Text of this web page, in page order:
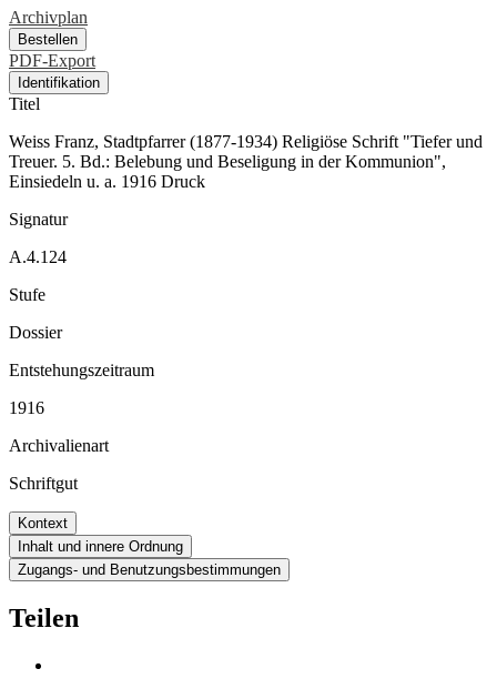
Archivplan
Bestellen
PDF-Export
Identifikation
Titel
Weiss Franz, Stadtpfarrer (1877-1934) Religiöse Schrift "Tiefer und
Treuer. 5. Bd.: Belebung und Beseligung in der Kommunion",
Einsiedeln u. a. 1916 Druck
Signatur
A.4.124
Stufe
Dossier
Entstehungszeitraum
1916
Archivalienart
Schriftgut
Kontext
Inhalt und innere Ordnung
Zugangs- und Benutzungsbestimmungen
Teilen